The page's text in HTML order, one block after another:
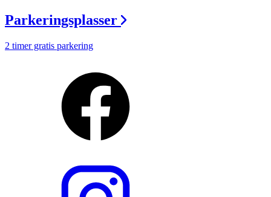
Parkeringsplasser
2 timer gratis parkering